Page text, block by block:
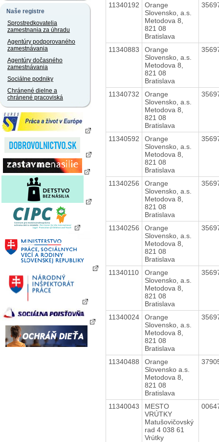
Naše registre
Sprostredkovatelia
zamestnania za úhradu
Agentúry podporovaného
zamestnávania
Agentúry dočasného
zamestnávania
Sociálne podniky
Chránené dielne a
chránené pracoviská
11340192
Orange
Slovensko, a.s.
Metodova 8,
821 08
Bratislava
11340883
Orange
Slovensko, a.s.
Metodova 8,
821 08
Bratislava
11340732
Orange
Slovensko, a.s.
Metodova 8,
821 08
Bratislava
11340592
Orange
Slovensko, a.s.
Metodova 8,
821 08
Bratislava
11340256
Orange
Slovensko, a.s.
Metodova 8,
821 08
Bratislava
11340256
Orange
Slovensko, a.s.
Metodova 8,
821 08
Bratislava
11340110
Orange
Slovensko, a.s.
Metodova 8,
821 08
Bratislava
11340024
Orange
Slovensko, a.s.
Metodova 8,
821 08
Bratislava
11340488
Orange
Slovensko a.s.
Metodova 8,
821 08
Bratislava
11340043
MESTO
VRÚTKY
Matušovičovský
rad 4 038 61
Vrútky